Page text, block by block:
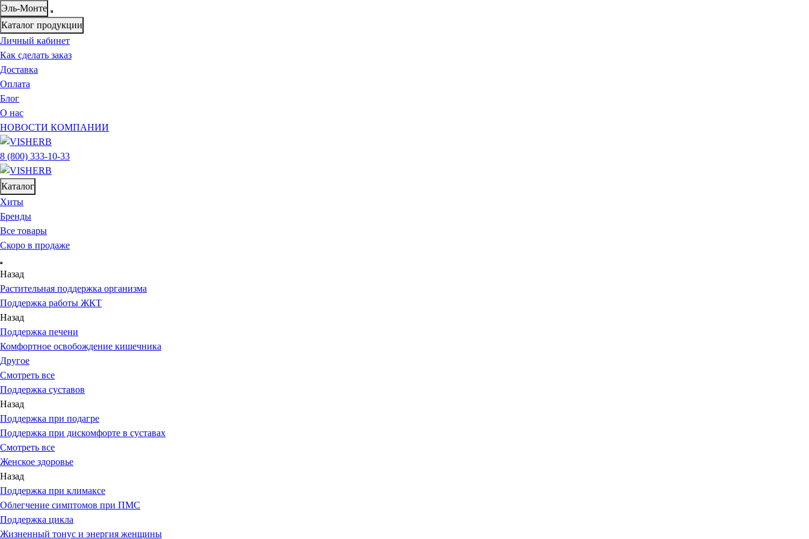
Эль-Монте
Каталог продукции
Личный кабинет
Как сделать заказ
Доставка
Оплата
Блог
О нас
НОВОСТИ КОМПАНИИ
8 (800) 333-10-33
Каталог
Хиты
Бренды
Все товары
Скоро в продаже
Назад
Растительная поддержка организма
Поддержка работы ЖКТ
Назад
Поддержка печени
Комфортное освобождение кишечника
Другое
Смотреть все
Поддержка суставов
Назад
Поддержка при подагре
Поддержка при дискомфорте в суставах
Смотреть все
Женское здоровье
Назад
Поддержка при климаксе
Облегчение симптомов при ПМС
Поддержка цикла
Жизненный тонус и энергия женщины